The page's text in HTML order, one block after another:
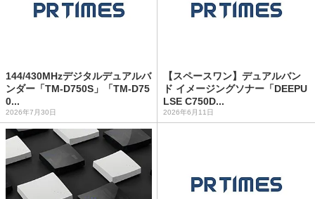
144/430MHzデジタルデュアルバ
ンダー「TM-D750S」「TM-D75
0...
2026年7月30日
【スペースワン】デュアルバン
ド イメージングソナー「DEEPU
LSE C750D...
2026年6月11日